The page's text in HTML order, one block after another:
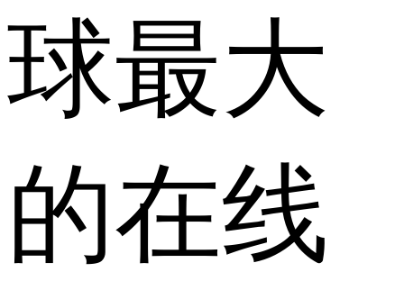
球最大
的在线